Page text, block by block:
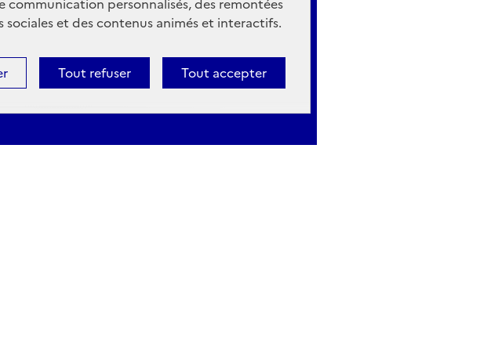
communication personnalisés, des remontées
et des contenus animés et interactifs.
Tout accepter
Tout refuser